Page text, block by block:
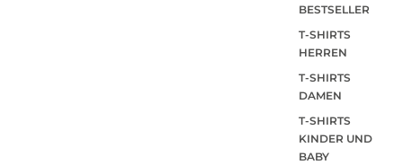
BESTSELLER
T-SHIRTS
HERREN
T-SHIRTS
DAMEN
T-SHIRTS
KINDER UND
BABY